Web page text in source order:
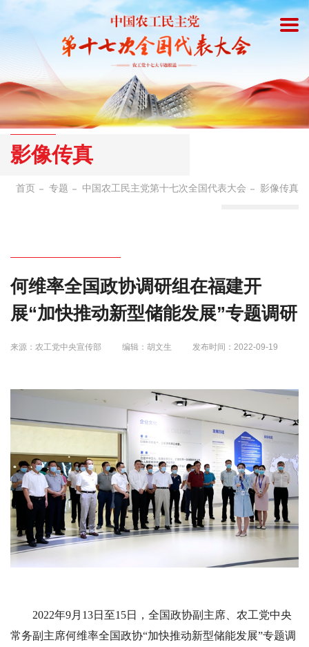
影像传真
首页 专题 中国农工民主党第十七次全国代表大会 影像传真
何维率全国政协调研组在福建开
展“加快推动新型储能发展”专题调研
来源：农工党中央宣传部 编辑：胡文生 发布时间：2022-09-19
2022年9月13日至15日，全国政协副主席、农工党中央
常务副主席何维率全国政协“加快推动新型储能发展”专题调